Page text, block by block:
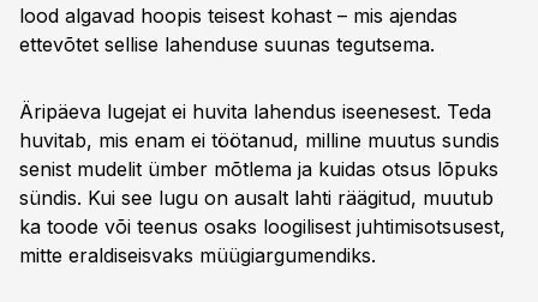
lood algavad hoopis teisest kohast – mis ajendas
ettevõtet sellise lahenduse suunas tegutsema.
Äripäeva lugejat ei huvita lahendus iseenesest. Teda
huvitab, mis enam ei töötanud, milline muutus sundis
senist mudelit ümber mõtlema ja kuidas otsus lõpuks
sündis. Kui see lugu on ausalt lahti räägitud, muutub
ka toode või teenus osaks loogilisest juhtimisotsusest,
mitte eraldiseisvaks müügiargumendiks.